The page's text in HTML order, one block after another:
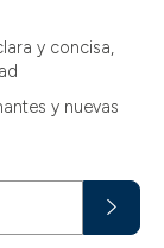
y concisa,
y nuevas